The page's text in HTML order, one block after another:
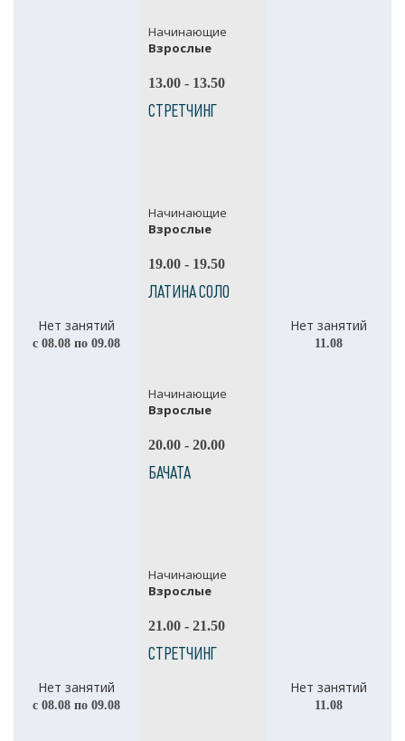
Нет занятий
с 08.08 по 09.08
Нет занятий
с 08.08 по 09.08
Начинающие
Взрослые
13.00 - 13.50
СТРЕТЧИНГ
Начинающие
Взрослые
19.00 - 19.50
ЛАТИНА СОЛО
Начинающие
Взрослые
20.00 - 20.00
БАЧАТА
Начинающие
Взрослые
21.00 - 21.50
СТРЕТЧИНГ
Нет занятий
11.08
Нет занятий
11.08